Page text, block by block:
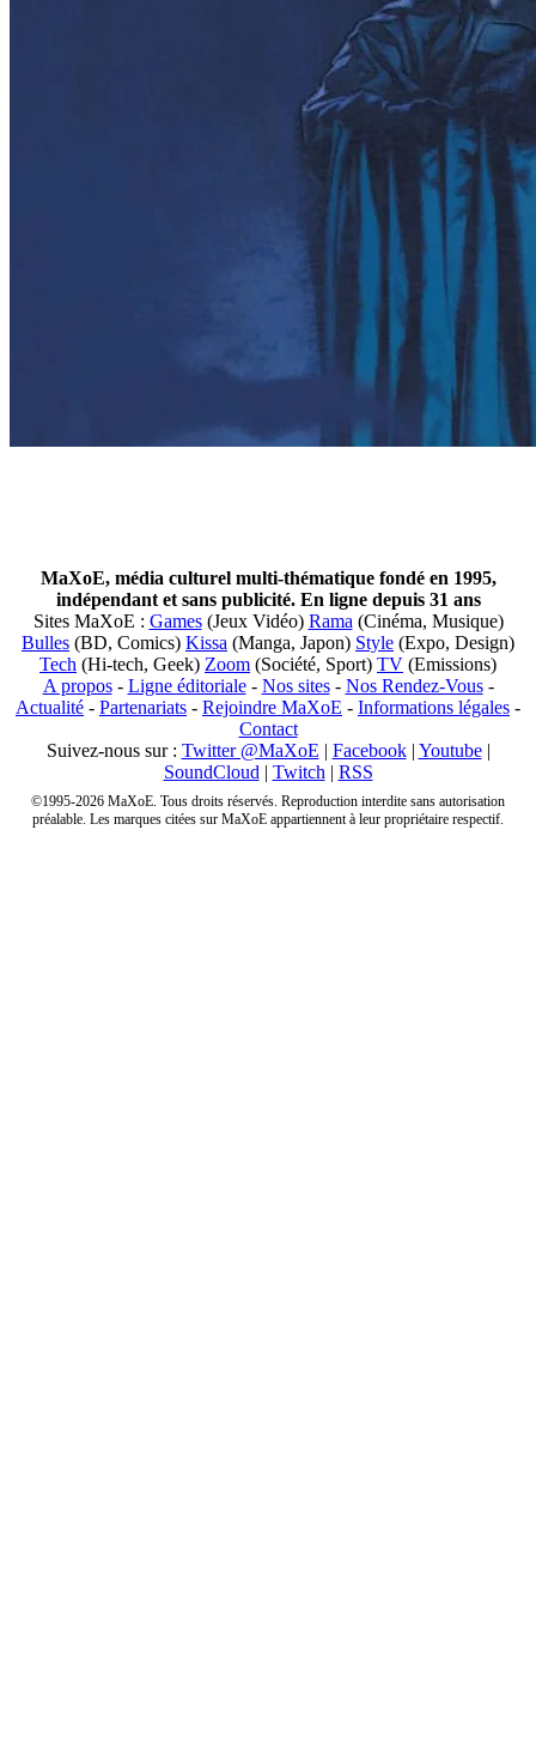
MaXoE, média culturel multi-thématique fondé en 1995,
indépendant et sans publicité. En ligne depuis 31 ans
Sites MaXoE : Games(Jeux Vidéo) Rama (Cinéma, Musique)
Bulles (BD, Comics) Kissa (Manga, Japon) Style (Expo, Design)
Tech (Hi-tech, Geek) Zoom (Société, Sport) TV (Emissions)
A propos- Ligne éditoriale- Nos sites- Nos Rendez-Vous-
Actualité - Partenariats - Rejoindre MaXoE - Informations légales -
Contact
Suivez-nous sur : Twitter @MaXoE | Facebook| Youtube|
SoundCloud | Twitch | RSS
©1995-2026 MaXoE. Tous droits réservés. Reproduction interdite sans autorisation
préalable. Les marques citées sur MaXoE appartiennent à leur propriétaire respectif.